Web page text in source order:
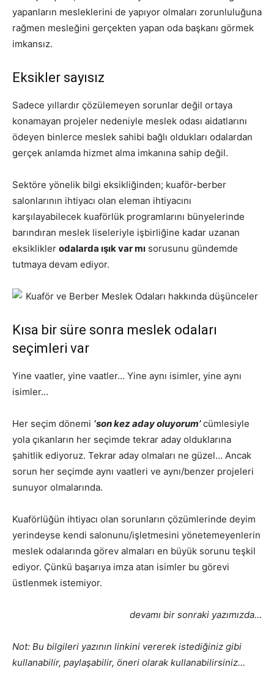
yapanların mesleklerini de yapıyor olmaları zorunluluğuna
rağmen mesleğini gerçekten yapan oda başkanı görmek
imkansız.
Eksikler sayısız
Sadece yıllardır çözülemeyen sorunlar değil ortaya
konamayan projeler nedeniyle meslek odası aidatlarını
ödeyen binlerce meslek sahibi bağlı oldukları odalardan
gerçek anlamda hizmet alma imkanına sahip değil.
Sektöre yönelik bilgi eksikliğinden; kuaför-berber
salonlarının ihtiyacı olan eleman ihtiyacını
karşılayabilecek kuaförlük programlarını bünyelerinde
barındıran meslek liseleriyle işbirliğine kadar uzanan
eksiklikler odalarda ışık var mı sorusunu gündemde
tutmaya devam ediyor.
Kısa bir süre sonra meslek odaları
seçimleri var
Yine vaatler, yine vaatler… Yine aynı isimler, yine aynı
isimler…
Her seçim dönemi ‘son kez aday oluyorum’cümlesiyle
yola çıkanların her seçimde tekrar aday olduklarına
şahitlik ediyoruz. Tekrar aday olmaları ne güzel… Ancak
sorun her seçimde aynı vaatleri ve aynı/benzer projeleri
sunuyor olmalarında.
Kuaförlüğün ihtiyacı olan sorunların çözümlerinde deyim
yerindeyse kendi salonunu/işletmesini yönetemeyenlerin
meslek odalarında görev almaları en büyük sorunu teşkil
ediyor. Çünkü başarıya imza atan isimler bu görevi
üstlenmek istemiyor.
devamı bir sonraki yazımızda…
Not: Bu bilgileri yazının linkini vererek istediğiniz gibi
kullanabilir, paylaşabilir, öneri olarak kullanabilirsiniz…